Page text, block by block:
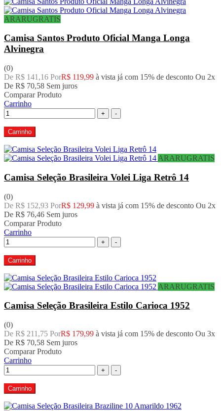
ARARUGRATIS
Camisa Santos Produto Oficial Manga Longa
Alvinegra
(0)
De R$ 141,16 PorR$ 119,99 à vista já com 15% de desconto Ou 2x
De R$ 70,58 Sem juros
Comparar Produto
Carrinho
+ -
Carrinho
ARARUGRATIS
Camisa Seleção Brasileira Volei Liga Retrô 14
(0)
De R$ 152,93 PorR$ 129,99 à vista já com 15% de desconto Ou 2x
De R$ 76,46 Sem juros
Comparar Produto
Carrinho
+ -
Carrinho
ARARUGRATIS
Camisa Seleção Brasileira Estilo Carioca 1952
(0)
De R$ 211,75 PorR$ 179,99 à vista já com 15% de desconto Ou 3x
De R$ 70,58 Sem juros
Comparar Produto
Carrinho
+ -
Carrinho